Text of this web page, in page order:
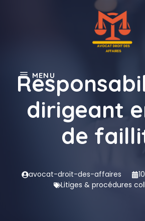
MENU
dirigeant
de
avocat-droit-des-affaires
Litiges & procédures